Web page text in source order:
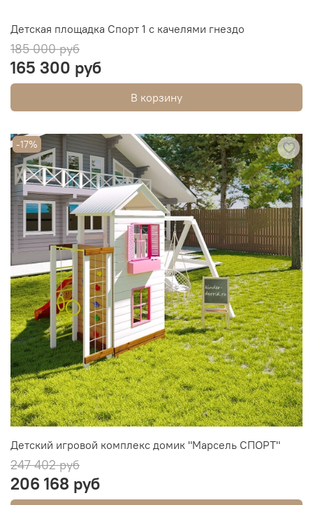
Детская площадка Спорт 1 с качелями гнездо
185 000 руб
165 300 руб
В корзину
-17%
Детский игровой комплекс домик "Марсель СПОРТ"
247 402 руб
206 168 руб